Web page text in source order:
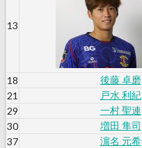
13
18
後藤 卓磨
21
戸水 利紀
29
一村 聖連
30
増田 隼司
37
濵名 元希